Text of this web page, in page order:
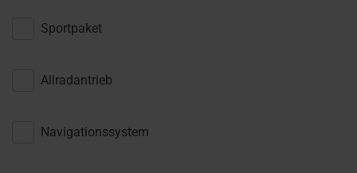
Sportpaket
Allradantrieb
Navigationssystem